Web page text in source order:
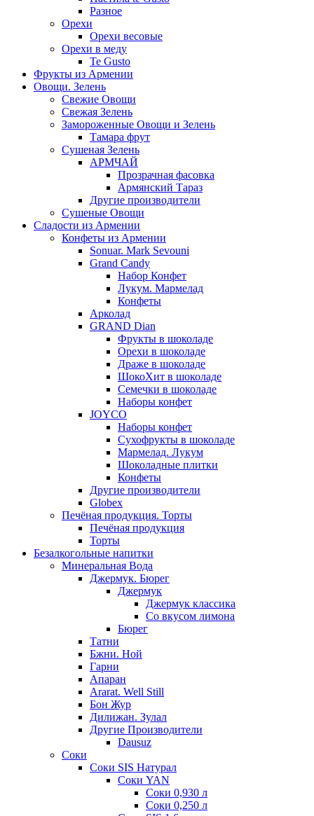
Разное
Орехи
Орехи весовые
Орехи в меду
Te Gusto
Фрукты из Армении
Овощи. Зелень
Свежие Овощи
Свежая Зелень
Замороженные Овощи и Зелень
Тамара фрут
Сушеная Зелень
АРМЧАЙ
Прозрачная фасовка
Армянский Тараз
Другие производители
Сушеные Овощи
Сладости из Армении
Конфеты из Армении
Sonuar. Mark Sevouni
Grand Candy
Набор Конфет
Лукум. Мармелад
Конфеты
Арколад
GRAND Dian
Фрукты в шоколаде
Орехи в шоколаде
Драже в шоколаде
ШокоХит в шоколаде
Семечки в шоколаде
Наборы конфет
JOYCO
Наборы конфет
Сухофрукты в шоколаде
Мармелад. Лукум
Шоколадные плитки
Конфеты
Другие производители
Globex
Печёная продукция. Торты
Печёная продукция
Торты
Безалкогольные напитки
Минеральная Вода
Джермук. Бюрег
Джермук
Джермук классика
Со вкусом лимона
Бюрег
Татни
Бжни. Ной
Гарни
Апаран
Ararat. Well Still
Бон Жур
Дилижан. Зулал
Другие Производители
Dausuz
Соки
Соки SIS Натурал
Соки YAN
Соки 0,930 л
Соки 0,250 л